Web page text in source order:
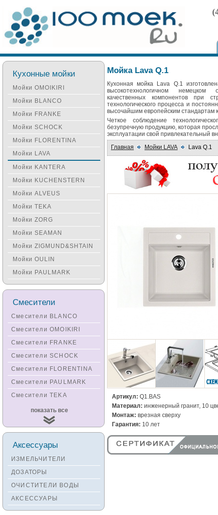
Мойка Lava Q.1
Кухонная мойка Lava Q.1
высокотехнологичном немецком
качественных компонентов при
технологического процесса и
высочайшим европейским стандартам
Четкое соблюдение
безупречную продукцию, которая
эксплуатации свой привлекательный
Главная
Мойки LAVA Lava Q.1
Артикул: Q1.BAS
Материал: инженерный гранит, 10
Монтаж: врезная сверху
Гарантия: 10 лет
Кухонные мойки
Мойки OMOIKIRI
Мойки BLANCO
Мойки FRANKE
Мойки SCHOCK
Мойки FLORENTINA
Мойки LAVA
Мойки KANTERA
Мойки KUCHENSTERN
Мойки ALVEUS
Мойки TEKA
Мойки ZORG
Мойки SEAMAN
Мойки ZIGMUND&SHTAIN
Мойки OULIN
Мойки PAULMARK
Смесители
Смесители BLANCO
Смесители OMOIKIRI
Смесители FRANKE
Смесители SCHOCK
Смесители FLORENTINA
Смесители PAULMARK
Смесители TEKA
Смесители
KUCHENSTERN
Смесители ZORG
Смесители KANTERA
Смесители SEAMAN
Смесители
Zigmund&Shtain
Смесители OULIN
показать все
Аксессуары
ИЗМЕЛЬЧИТЕЛИ
ДОЗАТОРЫ
ОЧИСТИТЕЛИ ВОДЫ
АКСЕССУАРЫ